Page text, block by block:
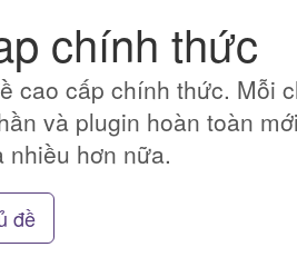
chính thức
cao cấp chính thức. Mỗi
và plugin hoàn toàn
nhiều hơn nữa.
đề